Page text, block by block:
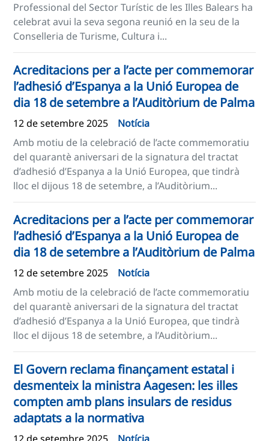
Professional del Sector Turístic de les Illes Balears ha
celebrat avui la seva segona reunió en la seu de la
Conselleria de Turisme, Cultura i...
Acreditacions per a l’acte per commemorar
l’adhesió d’Espanya a la Unió Europea de
dia 18 de setembre a l’Auditòrium de Palma
12 de setembre 2025
Notícia
Amb motiu de la celebració de l’acte commemoratiu
del quarantè aniversari de la signatura del tractat
d’adhesió d’Espanya a la Unió Europea, que tindrà
lloc el dijous 18 de setembre, a l’Auditòrium...
Acreditacions per a l’acte per commemorar
l’adhesió d’Espanya a la Unió Europea de
dia 18 de setembre a l’Auditòrium de Palma
12 de setembre 2025
Notícia
Amb motiu de la celebració de l’acte commemoratiu
del quarantè aniversari de la signatura del tractat
d’adhesió d’Espanya a la Unió Europea, que tindrà
lloc el dijous 18 de setembre, a l’Auditòrium...
El Govern reclama finançament estatal i
desmenteix la ministra Aagesen: les illes
compten amb plans insulars de residus
adaptats a la normativa